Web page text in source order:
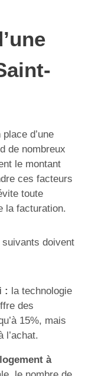
d’une
de nombreux
le montant
ces facteurs
toute
la facturation.
doivent
: la technologie
des
15%, mais
l’achat.
à